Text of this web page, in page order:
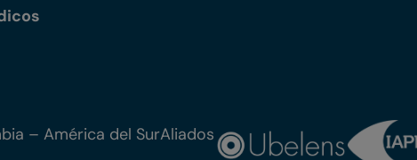
– América del SurAliados